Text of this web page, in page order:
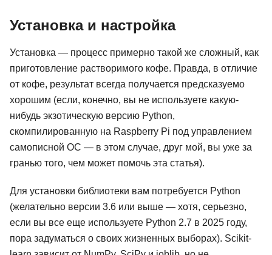
Установка и настройка
Установка — процесс примерно такой же сложный, как
приготовление растворимого кофе. Правда, в отличие
от кофе, результат всегда получается предсказуемо
хорошим (если, конечно, вы не используете какую-
нибудь экзотическую версию Python,
скомпилированную на Raspberry Pi под управлением
самописной ОС — в этом случае, друг мой, вы уже за
гранью того, чем может помочь эта статья).
Для установки библиотеки вам потребуется Python
(желательно версии 3.6 или выше — хотя, серьезно,
если вы все еще используете Python 2.7 в 2025 году,
пора задуматься о своих жизненных выборах). Scikit-